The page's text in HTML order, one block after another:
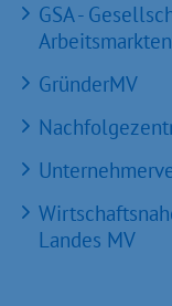
GSA -
GründerMV
Landes MV